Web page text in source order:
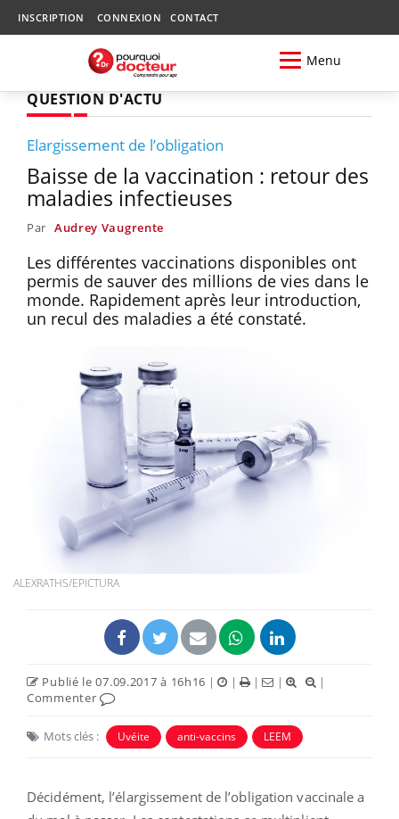
INSCRIPTION CONNEXION CONTACT
Menu
QUESTION D'ACTU
Elargissement de l’obligation
Baisse de la vaccination : retour des
maladies infectieuses
Par Audrey Vaugrente
Les différentes vaccinations disponibles ont
permis de sauver des millions de vies dans le
monde. Rapidement après leur introduction,
un recul des maladies a été constaté.
ALEXRATHS/EPICTURA
Publié le 07.09.2017 à 16h16 | | | |
|
Commenter
Mots clés : Uvéite anti-vaccins LEEM
Décidément, l’élargissement de l’obligation vaccinale a